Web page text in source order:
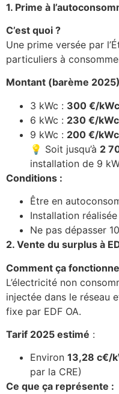
1. Prime à
C’est quoi ?
Une prime versée par
particuliers à
Montant (barème 2025)
3 kWc : 300 €/kWc
6 kWc : 230 €/kWc
9 kWc : 200 €/kWc
💡 Soit jusqu’à 2
installation de 9
Conditions :
Être en
Installation
Ne pas dépasser
2. Vente du surplus à
Comment ça
L’électricité non
injectée dans le réseau
fixe par EDF OA.
Tarif 2025 estimé :
Environ 13,28 c€/
par la CRE)
Ce que ça représente :